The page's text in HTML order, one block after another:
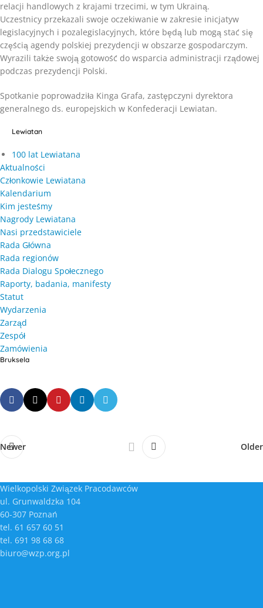
relacji handlowych z krajami trzecimi, w tym Ukrainą.
Uczestnicy przekazali swoje oczekiwanie w zakresie inicjatyw
legislacyjnych i pozalegislacyjnych, które będą lub mogą stać się
częścią agendy polskiej prezydencji w obszarze gospodarczym.
Wyrazili także swoją gotowość do wsparcia administracji rządowej
podczas prezydencji Polski.
Spotkanie poprowadziła Kinga Grafa, zastępczyni dyrektora
generalnego ds. europejskich w Konfederacji Lewiatan.
Lewiatan
100 lat Lewiatana
Aktualności
Członkowie Lewiatana
Kalendarium
Kim jesteśmy
Nagrody Lewiatana
Nasi przedstawiciele
Rada Główna
Rada regionów
Rada Dialogu Społecznego
Raporty, badania, manifesty
Statut
Wydarzenia
Zarząd
Zespół
Zamówienia
Bruksela
Newer Older
Wielkopolski Związek Pracodawców
ul. Grunwaldzka 104
60-307 Poznań
tel. 61 657 60 51
tel. 691 98 68 68
biuro@wzp.org.pl